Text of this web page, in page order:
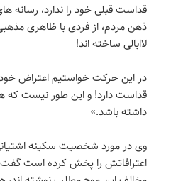
قداست قبلی خود را ندارد، رسانه
ذهن مردم، از فردی با ظاهری
لاابالی ساخته اند!
در این حرکت خواستیم اعتراض
قداست دارد! و این طور نیست که
داشته باشد.»
وی در مورد شخصیت سکینه
اعترافاتش را پخش کرده است